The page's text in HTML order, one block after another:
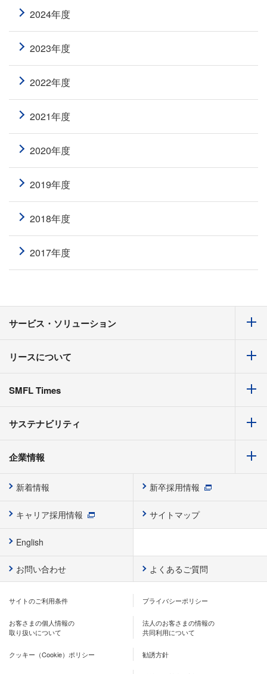
2024年度
2023年度
2022年度
2021年度
2020年度
2019年度
2018年度
2017年度
サービス・ソリューション
リースについて
SMFL Times
サステナビリティ
企業情報
新着情報 新卒採用情報
キャリア採用情報 サイトマップ
English
お問い合わせ よくあるご質問
サイトのご利用条件 プライバシーポリシー
お客さまの個人情報の
取り扱いについて
法人のお客さまの情報の
共同利用について
クッキー（Cookie）ポリシー 勧誘方針